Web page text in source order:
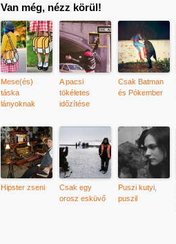
Van még, nézz körül!
Mese(és)
táska
lányoknak
A pacsi
tökéletes
időzítése
Csak Batman
és Pókember
Hipster zseni
Csak egy
orosz esküvő
Puszi kutyi,
puszil